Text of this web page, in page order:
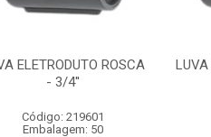
ELETRODUTO ROSCA
- 3/4''
Código: 219601
Embalagem: 50
LUVA